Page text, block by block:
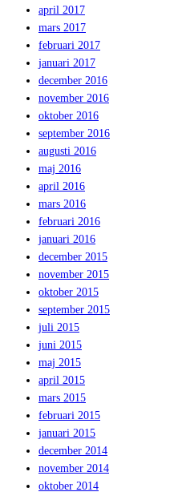
april 2017
mars 2017
februari 2017
januari 2017
december 2016
november 2016
oktober 2016
september 2016
augusti 2016
maj 2016
april 2016
mars 2016
februari 2016
januari 2016
december 2015
november 2015
oktober 2015
september 2015
juli 2015
juni 2015
maj 2015
april 2015
mars 2015
februari 2015
januari 2015
december 2014
november 2014
oktober 2014